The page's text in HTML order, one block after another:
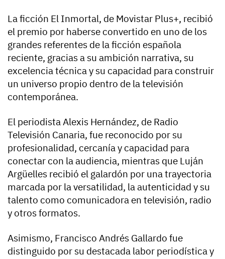
La ficción El Inmortal, de Movistar Plus+, recibió
el premio por haberse convertido en uno de los
grandes referentes de la ficción española
reciente, gracias a su ambición narrativa, su
excelencia técnica y su capacidad para construir
un universo propio dentro de la televisión
contemporánea.
El periodista Alexis Hernández, de Radio
Televisión Canaria, fue reconocido por su
profesionalidad, cercanía y capacidad para
conectar con la audiencia, mientras que Luján
Argüelles recibió el galardón por una trayectoria
marcada por la versatilidad, la autenticidad y su
talento como comunicadora en televisión, radio
y otros formatos.
Asimismo, Francisco Andrés Gallardo fue
distinguido por su destacada labor periodística y